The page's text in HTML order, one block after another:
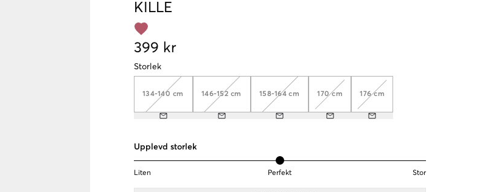
KILLE
399 kr
Storlek
134-140 cm 146-152 cm 158-164 cm 170 cm 176 cm
Upplevd storlek
Liten Perfekt Stor